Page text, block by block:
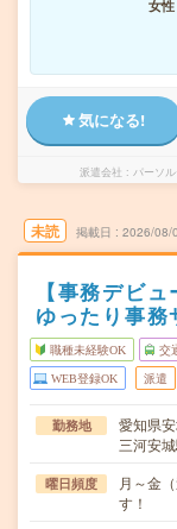
女性
気になる!
派遣会社 パーソ
未読 掲載日 2026/08/
【事務デビ
ゆったり事務
職種未経験OK 交
WEB登録OK 派遣
勤務地
愛知県
三河安
曜日頻度
月～金
す！